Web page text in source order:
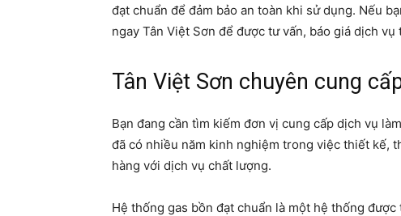
đạt chuẩn để đảm bảo an toàn khi sử dụng. Nếu
ngay Tân Việt Sơn để được tư vấn, báo giá dịch
Tân Việt Sơn chuyên cung
Bạn đang cần tìm kiếm đơn vị cung cấp dịch vụ
đã có nhiều năm kinh nghiệm trong việc thiết kế,
hàng với dịch vụ chất lượng.
Hệ thống gas bồn đạt chuẩn là một hệ thống